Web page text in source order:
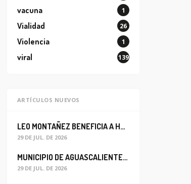
vacuna 1
Vialidad 26
Violencia 1
viral 139
ARTÍCULOS NUEVOS
LEO MONTAÑEZ BENEFICIA A HABITANTES DEL BARRIO DE LA SALUD CON MEJORA DEL ALCANTARILLADO SANITARIO
29 DE JUL. DE 2026
MUNICIPIO DE AGUASCALIENTES REABRE CIRCULACIÓN VEHICULAR EN LA CALLE JOSEFA ORTIZ DE DOMÍNGUEZ
29 DE JUL. DE 2026